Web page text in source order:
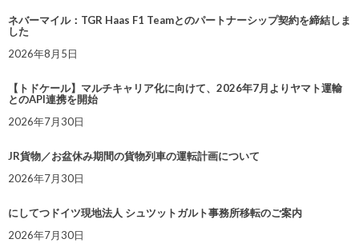
ネバーマイル：TGR Haas F1 Teamとのパートナーシップ契約を締結しま
した
2026年8月5日
【トドケール】マルチキャリア化に向けて、2026年7月よりヤマト運輸
とのAPI連携を開始
2026年7月30日
JR貨物／お盆休み期間の貨物列車の運転計画について
2026年7月30日
にしてつドイツ現地法人 シュツットガルト事務所移転のご案内
2026年7月30日